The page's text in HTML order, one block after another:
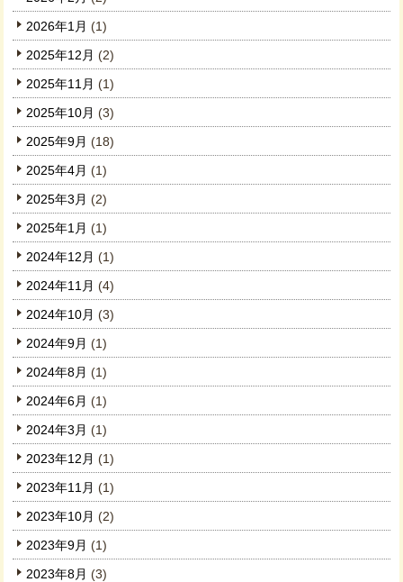
2026年1月 (1)
2025年12月 (2)
2025年11月 (1)
2025年10月 (3)
2025年9月 (18)
2025年4月 (1)
2025年3月 (2)
2025年1月 (1)
2024年12月 (1)
2024年11月 (4)
2024年10月 (3)
2024年9月 (1)
2024年8月 (1)
2024年6月 (1)
2024年3月 (1)
2023年12月 (1)
2023年11月 (1)
2023年10月 (2)
2023年9月 (1)
2023年8月 (3)